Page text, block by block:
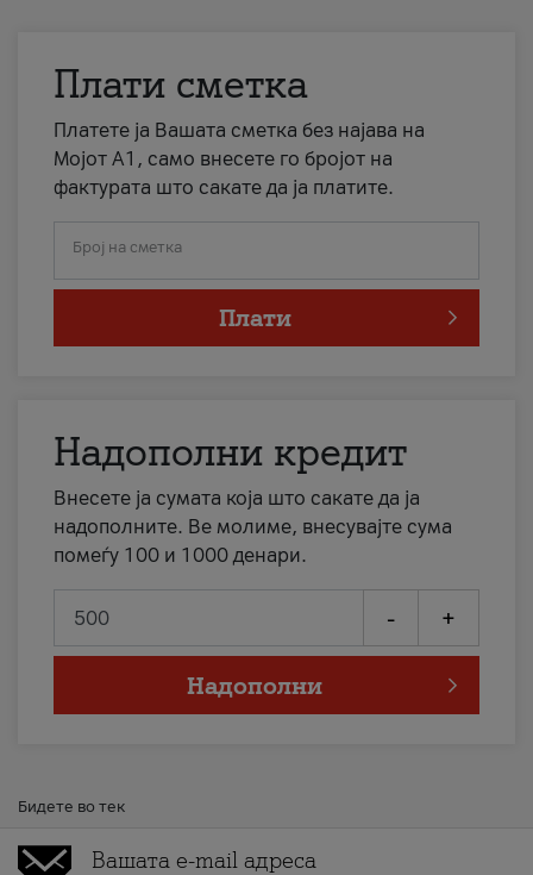
Плати сметка
Платете ја Вашата сметка без најава на
Мојот А1, само внесете го бројот на
фактурата што сакате да ја платите.
Број на сметка
Плати
Надополни кредит
Внесете ја сумата која што сакате да ја
надополните. Ве молиме, внесувајте сума
помеѓу 100 и 1000 денари.
- +
Надополни
Бидете во тек